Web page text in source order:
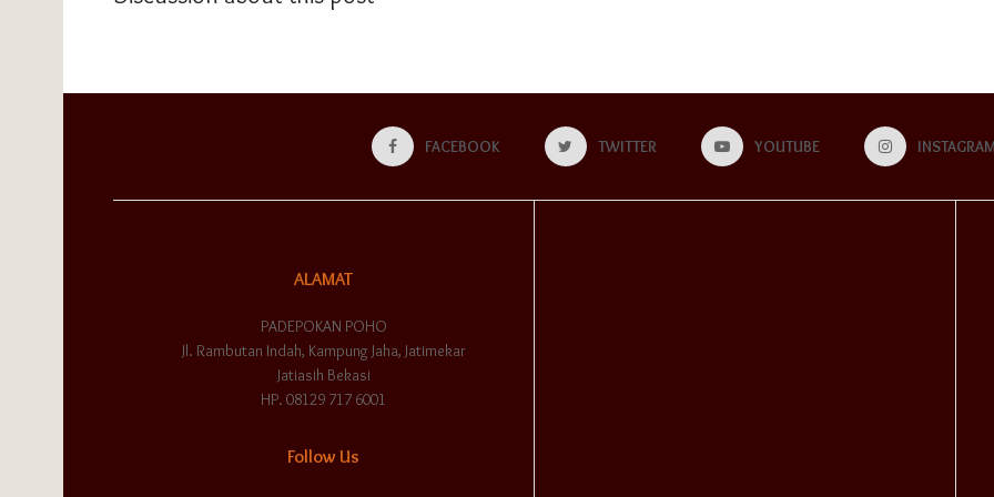
FACEBOOK TWITTER YOUTUBE INSTAGRAM
ALAMAT
PADEPOKAN POHO
Jl. Rambutan Indah, Kampung Jaha, Jatimekar
Jatiasih Bekasi
HP. 08129 717 6001
Follow Us